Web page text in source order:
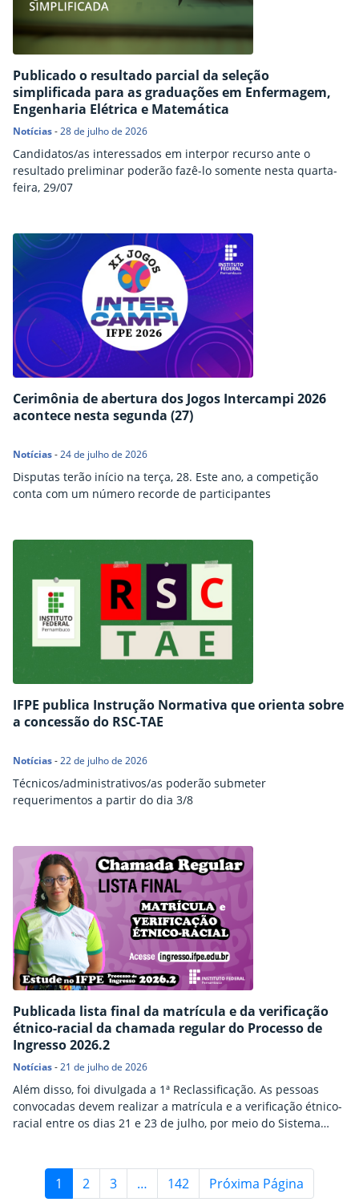
Publicado o resultado parcial da seleção
simplificada para as graduações em Enfermagem,
Engenharia Elétrica e Matemática
Notícias-28 de julho de 2026
Candidatos/as interessados em interpor recurso ante o
resultado preliminar poderão fazê-lo somente nesta quarta-
feira, 29/07
Cerimônia de abertura dos Jogos Intercampi 2026
acontece nesta segunda (27)
Notícias-24 de julho de 2026
Disputas terão início na terça, 28. Este ano, a competição
conta com um número recorde de participantes
IFPE publica Instrução Normativa que orienta sobre
a concessão do RSC-TAE
Notícias-22 de julho de 2026
Técnicos/administrativos/as poderão submeter
requerimentos a partir do dia 3/8
Publicada lista final da matrícula e da verificação
étnico-racial da chamada regular do Processo de
Ingresso 2026.2
Notícias-21 de julho de 2026
Além disso, foi divulgada a 1ª Reclassificação. As pessoas
convocadas devem realizar a matrícula e a verificação étnico-
racial entre os dias 21 e 23 de julho, por meio do Sistema
1 2 3 … 142 Próxima Página